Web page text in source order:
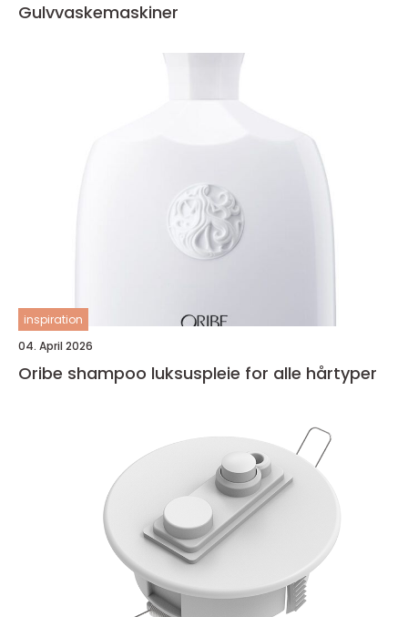
Gulvvaskemaskiner
inspiration
04. April 2026
Oribe shampoo luksuspleie for alle hårtyper